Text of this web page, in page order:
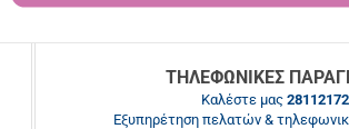
ΤΗΛΕΦΩΝΙΚΕΣ
Καλέστε μας
Εξυπηρέτηση πελατών &